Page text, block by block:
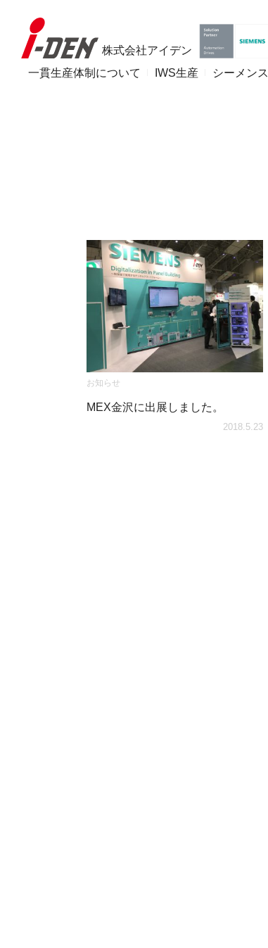
株式会社アイデン
一貫生産体制について
IWS生産 シーメンス
お知らせ
MEX金沢に出展しました。
2018.5.23